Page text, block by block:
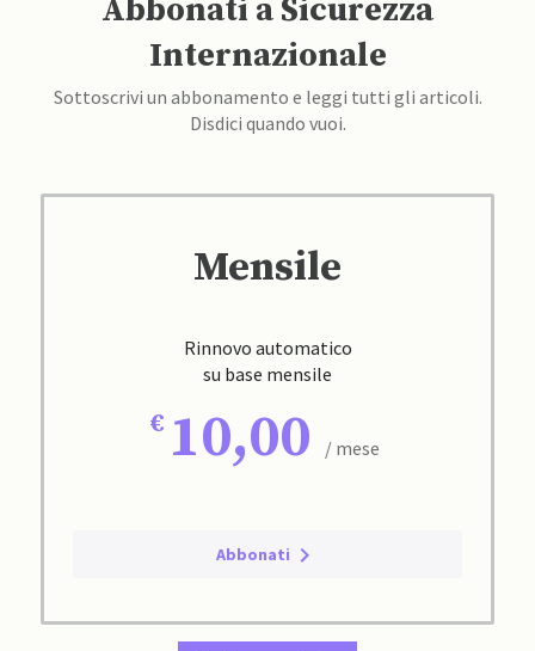
Abbonati a Sicurezza
Internazionale
Sottoscrivi un abbonamento e leggi tutti gli articoli.
Disdici quando vuoi.
Mensile
Rinnovo automatico
su base mensile
10,00 / mese
Abbonati